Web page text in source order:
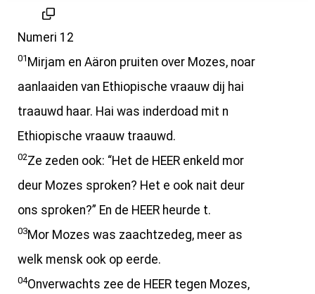
Numeri 12
01 Mirjam en Aäron pruiten over Mozes, noar
aanlaaiden van Ethiopische vraauw dij hai
traauwd haar. Hai was inderdoad mit n
Ethiopische vraauw traauwd.
02Ze zeden ook: “Het de HEER enkeld mor
deur Mozes sproken? Het e ook nait deur
ons sproken?” En de HEER heurde t.
03Mor Mozes was zaachtzedeg, meer as
welk mensk ook op eerde.
04Onverwachts zee de HEER tegen Mozes,